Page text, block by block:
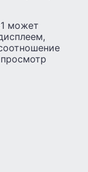
может